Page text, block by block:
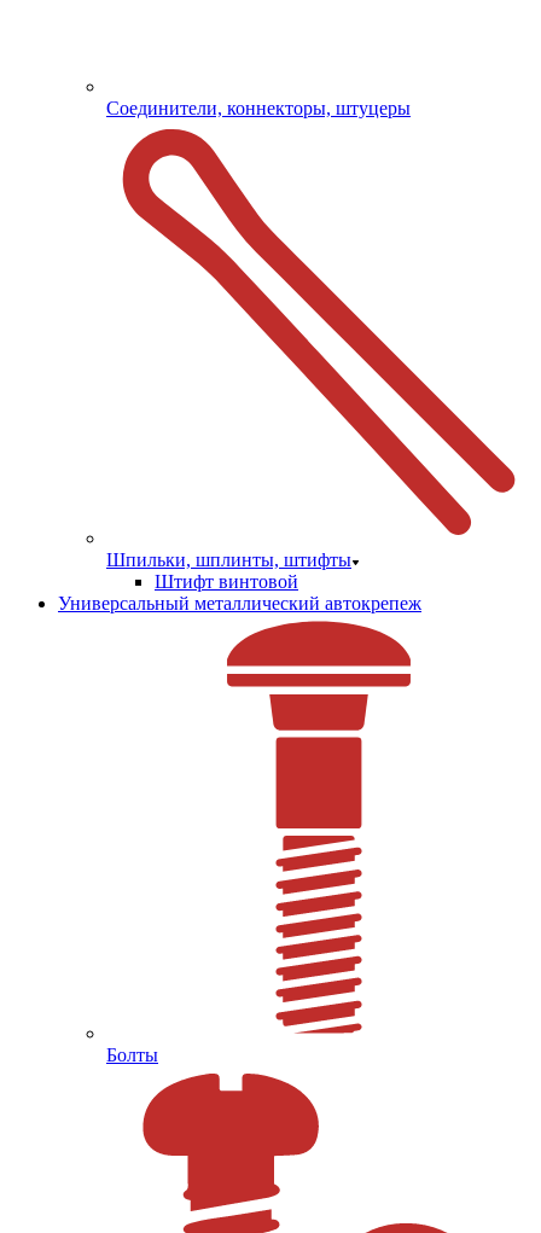
Соединители, коннекторы, штуцеры
Шпильки, шплинты, штифты
Штифт винтовой
Универсальный металлический автокрепеж
Болты